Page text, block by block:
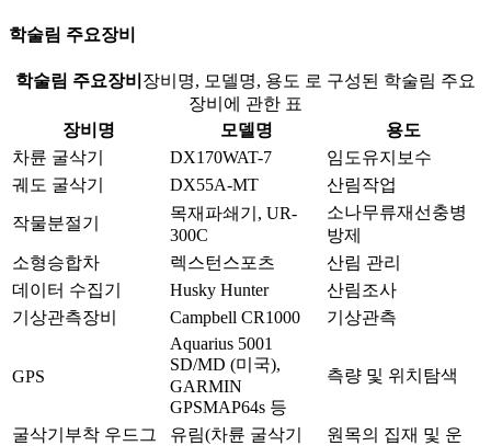
학술림 주요장비
학술림 주요장비 장비명, 모델명, 용도 로 구성된 학술림 주요
장비에 관한 표
장비명
모델명
용도
차륜 굴삭기
DX170WAT-7
임도유지보수
궤도 굴삭기
DX55A-MT 산림작업
작물분절기
목재파쇄기, UR-
300C
소나무류재선충병
방제
소형승합차
렉스턴스포츠
산림 관리
데이터 수집기
Husky Hunter
산림조사
기상관측장비
Campbell CR1000 기상관측
GPS
Aquarius 5001
SD/MD (미국),
GARMIN
GPSMAP64s 등
측량 및 위치탐색
굴삭기부착 우드그
유림(차륜 굴삭기
원목의 집재 및 운